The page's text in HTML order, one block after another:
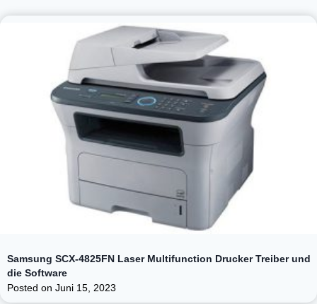
Samsung SCX-4825FN Laser Multifunction Drucker Treiber und
die Software
Posted on Juni 15, 2023